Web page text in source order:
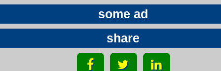
some ad
share